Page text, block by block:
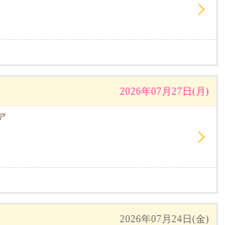
2026年07月27日(月)
2026年07月24日(金)